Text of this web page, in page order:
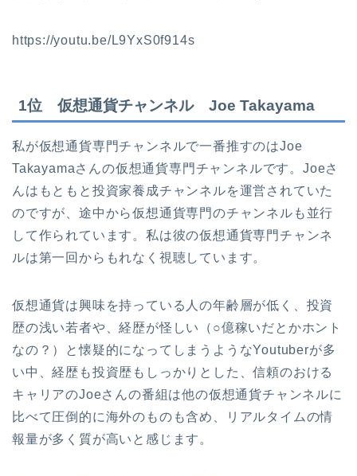
https://youtu.be/L9YxS0f914s
1位 仮想通貨チャンネル Joe Takayama
私が仮想通貨専門チャンネルで一番推すのはJoe
Takayamaさんの仮想通貨専門チャンネルです。Joeさ
んはもともと投資家養成チャンネルを運営されていた
のですが、途中から仮想通貨専門のチャンネルも並行
して作られています。私は彼の仮想通貨専門チャンネ
ルは第一回からもれなく視聴しています。
仮想通貨は興味を持っている人の年齢層が低く、投資
歴の浅い若者や、経歴が怪しい（○億稼いだとかホント
なの？）と懐疑的になってしまうようなYoutuberが多
い中、経歴も投資歴もしっかりとした、信頼のおける
キャリアのJoeさんの番組は他の仮想通貨チャンネルに
比べて圧倒的に海外のものも含め、リアルタイムの情
報量が多く質が高いと感じます。